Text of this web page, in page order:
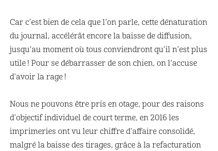
Car c’est bien de cela que l’on parle, cette dénaturation
du journal, accélérât encore la baisse de diffusion,
jusqu’au moment où tous conviendront qu’il n’est plus
utile ! Pour se débarrasser de son chien, on l’accuse
d’avoir la rage !
Nous ne pouvons être pris en otage, pour des raisons
d’objectif individuel de court terme, en 2016 les
imprimeries ont vu leur chiffre d’affaire consolidé,
malgré la baisse des tirages, grâce à la refacturation